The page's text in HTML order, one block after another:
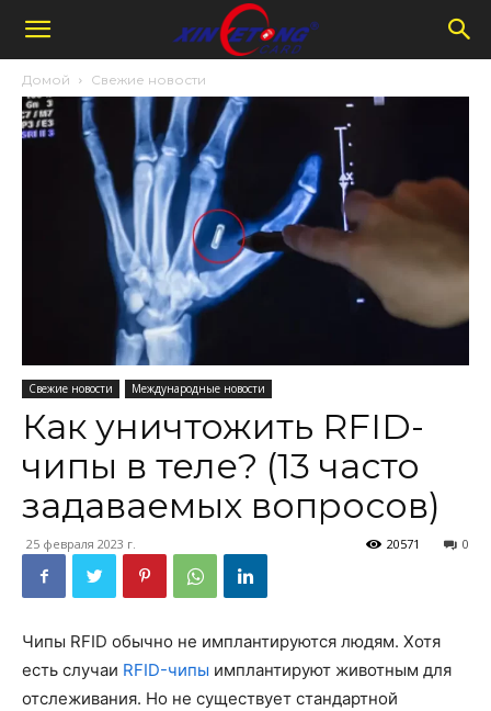
Домой Свежие новости
Свежие новости Международные новости
Как уничтожить RFID-
чипы в теле? (13 часто
задаваемых вопросов)
25 февраля 2023 г. 0
20571
Чипы RFID обычно не имплантируются людям. Хотя
есть случаи RFID-чипы имплантируют животным для
отслеживания. Но не существует стандартной